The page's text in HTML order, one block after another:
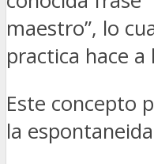
maestro”, lo
practica hace
Este concepto
la